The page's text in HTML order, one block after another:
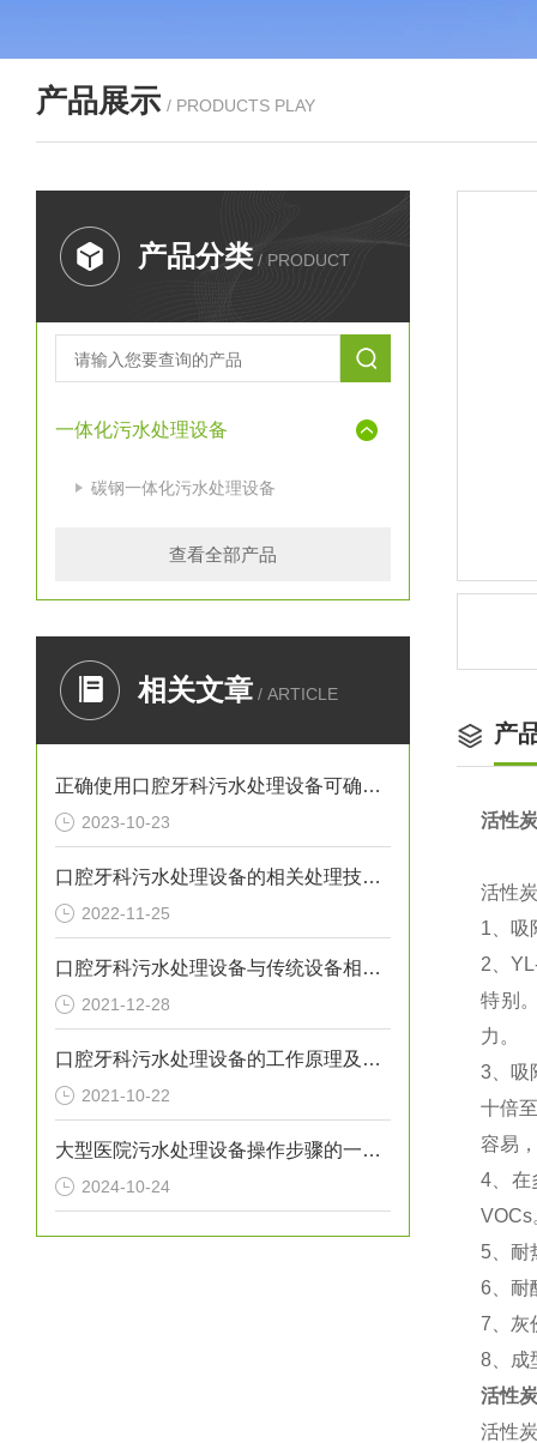
产品展示 / PRODUCTS PLAY
产品分类 / PRODUCT
一体化污水处理设备
碳钢一体化污水处理设备
查看全部产品
相关文章 / ARTICLE
正确使用口腔牙科污水处理设备可确保处理效果
2023-10-23
口腔牙科污水处理设备的相关处理技术介绍
2022-11-25
口腔牙科污水处理设备与传统设备相比的优势介绍
2021-12-28
口腔牙科污水处理设备的工作原理及出故障时需采取的措施介绍
2021-10-22
大型医院污水处理设备操作步骤的一般指南
2024-10-24
产
活性
活性
1、吸
2、
特别
力。
3、吸
十倍
容易
4、在
VOCs
5、耐
6、耐
7、灰
8、成
活性
活性